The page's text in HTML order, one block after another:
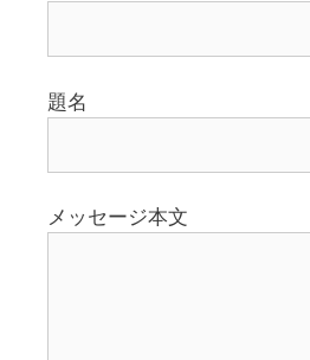
題名
メッセージ本文